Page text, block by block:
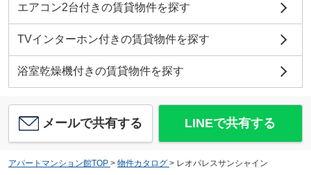
エアコン2台付きの賃貸物件を探す
TVインターホン付きの賃貸物件を探す
浴室乾燥機付きの賃貸物件を探す
メールで共有する LINEで共有する
アパートマンション館TOP > 物件カタログ > レオパレスサンシャイン